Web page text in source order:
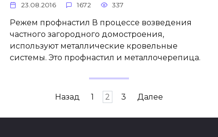
23.08.2016 1672 337
Режем профнастил В процессе возведения
частного загородного домостроения,
используют металлические кровельные
системы. Это профнастил и металлочерепица.
ПагинацияНазад 1 2 3 Далее